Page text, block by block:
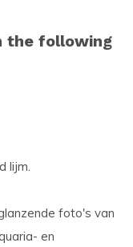
the following
lijm.
foto's van
en